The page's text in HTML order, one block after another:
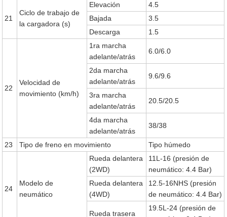
21
Ciclo de trabajo de
la cargadora (s)
Elevación
4.5
Bajada
3.5
Descarga
1.5
22
Velocidad de
movimiento (km/h)
1ra marcha
adelante/atrás
6.0/6.0
2da marcha
adelante/atrás
9.6/9.6
3ra marcha
adelante/atrás
20.5/20.5
4da marcha
adelante/atrás
38/38
23 Tipo de freno en movimiento Tipo húmedo
24
Modelo de
neumático
Rueda delantera
(2WD)
11L-16 (presión de
neumático: 4.4 Bar)
Rueda delantera
(4WD)
12.5-16NHS (presión
de neumático: 4.4 Bar)
Rueda trasera
19.5L-24 (presión de